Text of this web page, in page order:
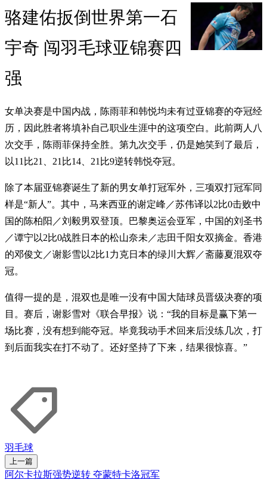
骆建佑扳倒世界第一石
宇奇 闯羽毛球亚锦赛四
强
女单决赛是中国内战，陈雨菲和韩悦均未有过亚锦赛的夺冠经
历，因此胜者将填补自己职业生涯中的这项空白。此前两人八
次交手，陈雨菲保持全胜。第九次交手，仍是她笑到了最后，
以11比21、21比14、21比9逆转韩悦夺冠。
除了本届亚锦赛诞生了新的男女单打冠军外，三项双打冠军同
样是“新人”。其中，马来西亚的谢定峰／苏伟译以2比0击败中
国的陈柏阳／刘毅男双登顶。巴黎奥运会亚军，中国的刘圣书
／谭宁以2比0战胜日本的松山奈未／志田千阳女双摘金。香港
的邓俊文／谢影雪以2比1力克日本的绿川大辉／斋藤夏混双夺
冠。
值得一提的是，混双也是唯一没有中国大陆球员晋级决赛的项
目。赛后，谢影雪对《联合早报》说：“我的目标是赢下第一
场比赛，没有想到能夺冠。毕竟我动手术回来后没练几次，打
到后面我实在打不动了。还好坚持了下来，结果很惊喜。”
羽毛球
上一篇
阿尔卡拉斯强势逆转 夺蒙特卡洛冠军